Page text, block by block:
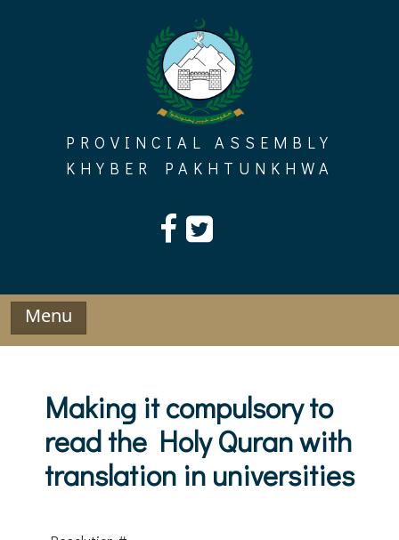
PROVINCIAL ASSEMBLY
KHYBER PAKHTUNKHWA
Menu
Making it compulsory to
read the Holy Quran with
translation in universities